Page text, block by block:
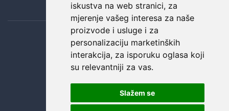
iskustva na web stranici, za
mjerenje vašeg interesa za naše
proizvode i usluge i za
personalizaciju marketinških
interakcija, za isporuku oglasa koji
su relevantniji za vas.
Slažem se